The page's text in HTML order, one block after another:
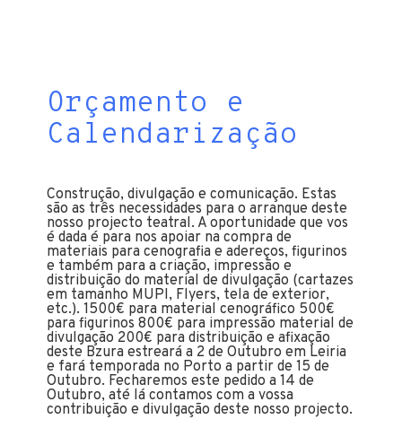
Orçamento e
Calendarização
Construção, divulgação e comunicação. Estas
são as três necessidades para o arranque deste
nosso projecto teatral. A oportunidade que vos
é dada é para nos apoiar na compra de
materiais para cenografia e adereços, figurinos
e também para a criação, impressão e
distribuição do material de divulgação (cartazes
em tamanho MUPI, Flyers, tela de exterior,
etc.). 1500€ para material cenográfico 500€
para figurinos 800€ para impressão material de
divulgação 200€ para distribuição e afixação
deste Bzura estreará a 2 de Outubro em Leiria
e fará temporada no Porto a partir de 15 de
Outubro. Fecharemos este pedido a 14 de
Outubro, até lá contamos com a vossa
contribuição e divulgação deste nosso projecto.